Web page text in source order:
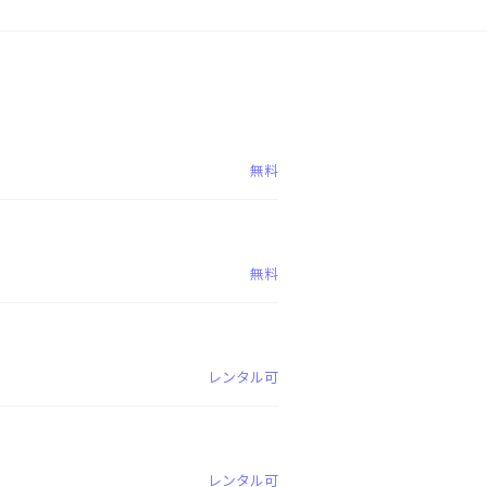
無料
無料
レンタル可
レンタル可